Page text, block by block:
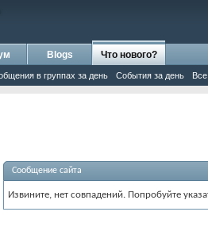
Blogs Что нового?
в группах за день События за день
Сообщение сайта
Извините, нет совпадений. Попробуйте